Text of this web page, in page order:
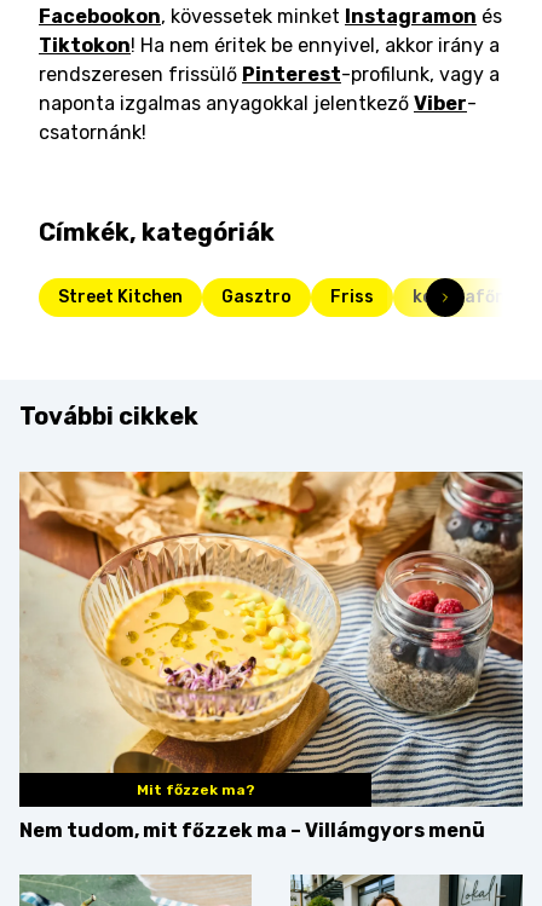
Facebookon, kövessetek minket Instagramon és
Tiktokon! Ha nem éritek be ennyivel, akkor irány a
rendszeresen frissülő Pinterest-profilunk, vagy a
naponta izgalmas anyagokkal jelentkező Viber-
csatornánk!
Címkék, kategóriák
Street Kitchen Gasztro Friss konyhafőnök
További cikkek
Mit főzzek ma?
Nem tudom, mit főzzek ma – Villámgyors menü